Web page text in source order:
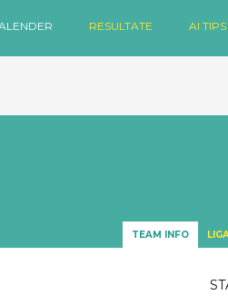
RESULTATE AI TIPS
TEAM INFO